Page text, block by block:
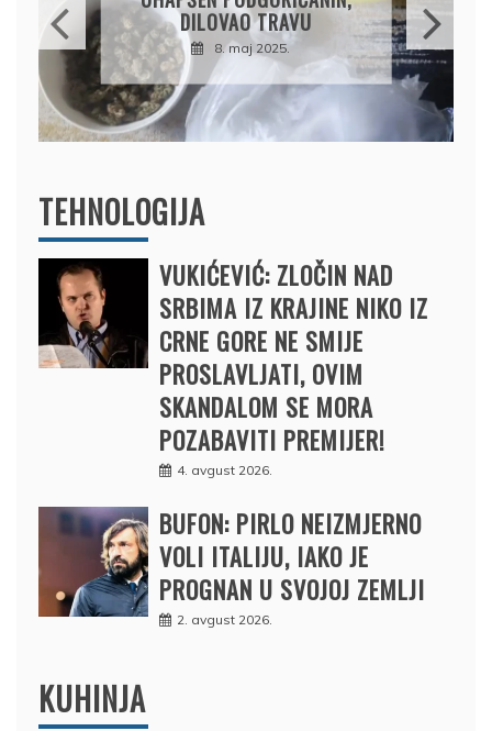
PRODAO TUĐI BMW,
DRŽAVU NAPUSTIO
BRODOM
12. februar 2025.
TEHNOLOGIJA
VUKIĆEVIĆ: ZLOČIN NAD
SRBIMA IZ KRAJINE NIKO IZ
CRNE GORE NE SMIJE
PROSLAVLJATI, OVIM
SKANDALOM SE MORA
POZABAVITI PREMIJER!
4. avgust 2026.
BUFON: PIRLO NEIZMJERNO
VOLI ITALIJU, IAKO JE
PROGNAN U SVOJOJ ZEMLJI
2. avgust 2026.
KUHINJA